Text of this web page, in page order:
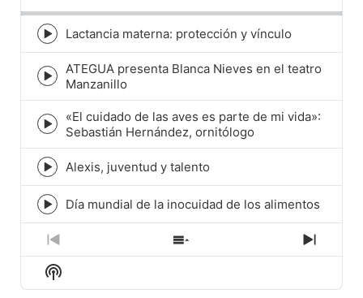
Episode
play
icon
Lactancia materna: protección y vínculo
Episode
play
icon
ATEGUA presenta Blanca Nieves en el teatro
Manzanillo
Episode
play
icon
«El cuidado de las aves es parte de mi vida»:
Sebastián Hernández, ornitólogo
Episode
play
icon
Alexis, juventud y talento
Episode
play
icon
Día mundial de la inocuidad de los alimentos
Previous
Episode
Show
Episodes
Next
Show
Podcast